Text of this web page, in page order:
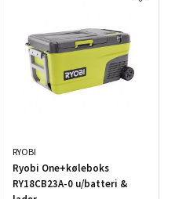
RYOBI
Ryobi One+køleboks
RY18CB23A-0 u/batteri &